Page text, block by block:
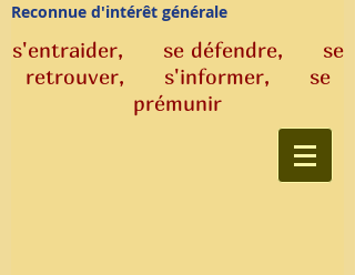
Reconnue d'intérêt générale
s'entraider, se défendre, se
retrouver, s'informer, se
prémunir